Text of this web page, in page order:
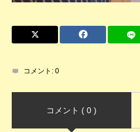
コメント: 0
コメント ( 0 )